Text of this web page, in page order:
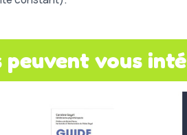
peuvent vous